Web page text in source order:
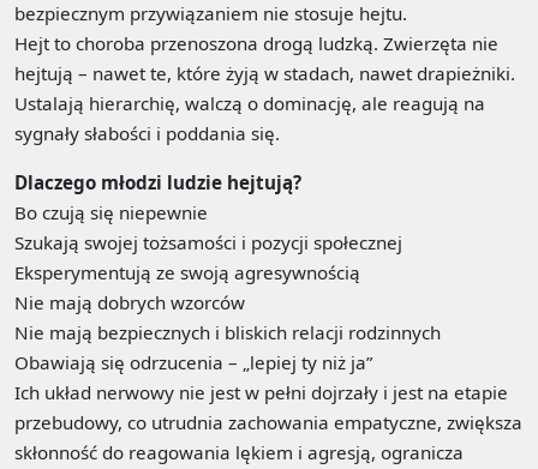
bezpiecznym przywiązaniem nie stosuje hejtu.
Hejt to choroba przenoszona drogą ludzką. Zwierzęta nie
hejtują – nawet te, które żyją w stadach, nawet drapieżniki.
Ustalają hierarchię, walczą o dominację, ale reagują na
sygnały słabości i poddania się.
Dlaczego młodzi ludzie hejtują?
Bo czują się niepewnie
Szukają swojej tożsamości i pozycji społecznej
Eksperymentują ze swoją agresywnością
Nie mają dobrych wzorców
Nie mają bezpiecznych i bliskich relacji rodzinnych
Obawiają się odrzucenia – „lepiej ty niż ja”
Ich układ nerwowy nie jest w pełni dojrzały i jest na etapie
przebudowy, co utrudnia zachowania empatyczne, zwiększa
skłonność do reagowania lękiem i agresją, ogranicza